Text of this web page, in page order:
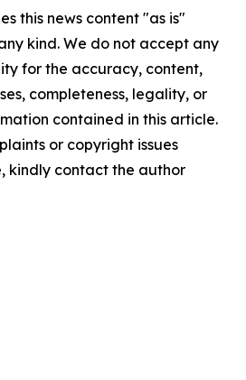
this news content "as is"
kind. We do not accept any
for the accuracy, content,
completeness, legality, or
contained in this article.
or copyright issues
kindly contact the author